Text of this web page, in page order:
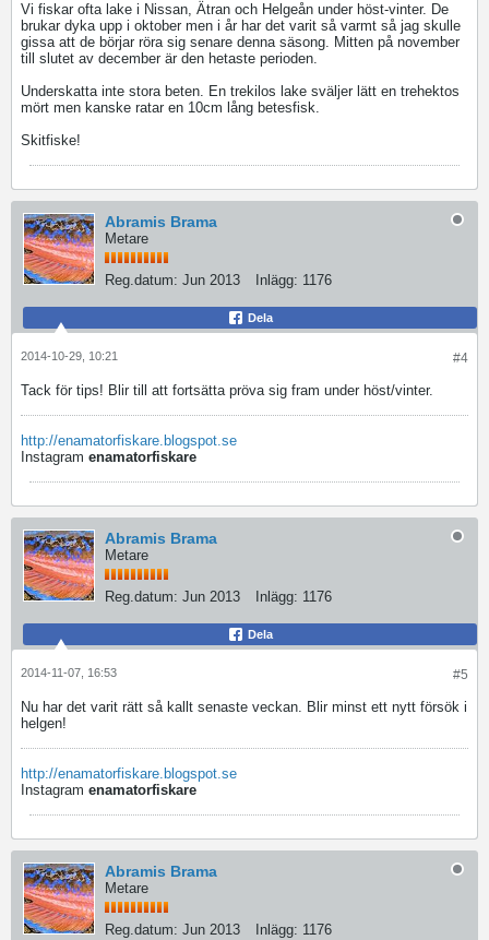
Vi fiskar ofta lake i Nissan, Ätran och Helgeån under höst-vinter. De
brukar dyka upp i oktober men i år har det varit så varmt så jag skulle
gissa att de börjar röra sig senare denna säsong. Mitten på november
till slutet av december är den hetaste perioden.
Underskatta inte stora beten. En trekilos lake sväljer lätt en trehektos
mört men kanske ratar en 10cm lång betesfisk.
Skitfiske!
Abramis Brama
Metare
Reg.datum: Jun 2013 Inlägg: 1176
Dela
#4
2014-10-29, 10:21
Tack för tips! Blir till att fortsätta pröva sig fram under höst/vinter.
http://enamatorfiskare.blogspot.se
Instagram enamatorfiskare
Abramis Brama
Metare
Reg.datum: Jun 2013 Inlägg: 1176
Dela
#5
2014-11-07, 16:53
Nu har det varit rätt så kallt senaste veckan. Blir minst ett nytt försök i
helgen!
http://enamatorfiskare.blogspot.se
Instagram enamatorfiskare
Abramis Brama
Metare
Reg.datum: Jun 2013 Inlägg: 1176